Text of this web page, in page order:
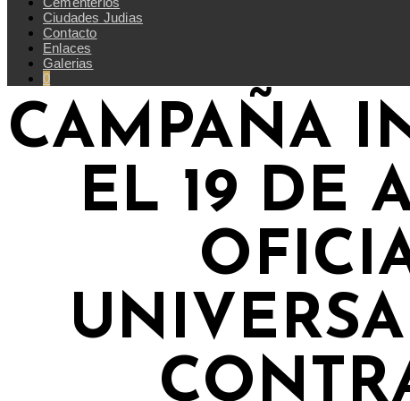
Ciudades Judias
Contacto
Enlaces
Galerias
0
CAMPAÑA
EL 19 DE